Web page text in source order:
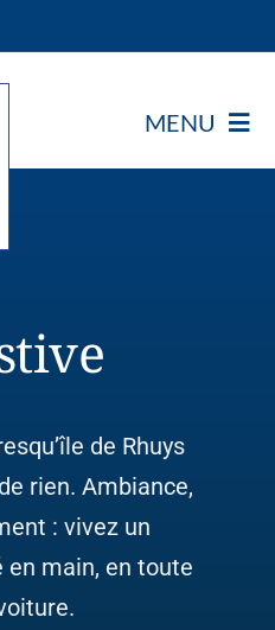
MENU
de Rhuys
rien. Ambiance,
: vivez un
main, en toute